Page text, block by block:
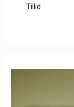
Tillid